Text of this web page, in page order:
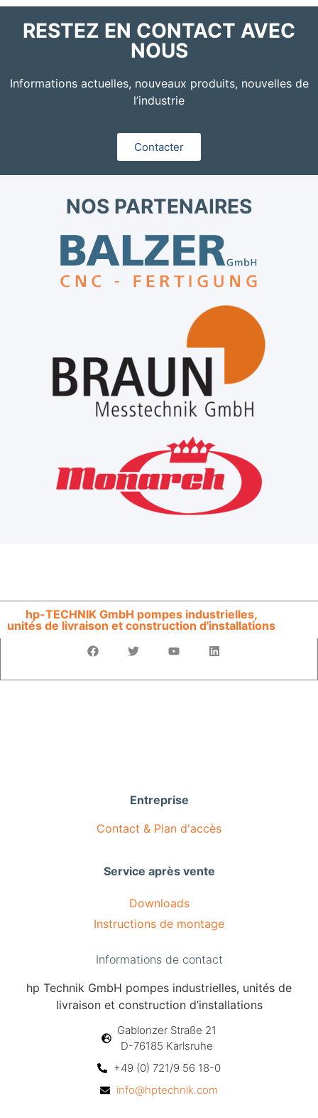
RESTEZ EN CONTACT AVEC
NOUS
Informations actuelles, nouveaux produits, nouvelles de
l’industrie
Contacter
NOS PARTENAIRES
hp-TECHNIK GmbH pompes industrielles,
unités de livraison et construction d'installations
Entreprise
Contact & Plan d'accès
Service après vente
Downloads
Instructions de montage
Informations de contact
hp Technik GmbH pompes industrielles, unités de
livraison et construction d’installations
Gablonzer Straße 21
D-76185 Karlsruhe
+49 (0) 721/9 56 18-0
info@hptechnik.com